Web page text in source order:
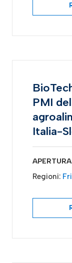
PMI
Italia-
Regioni: